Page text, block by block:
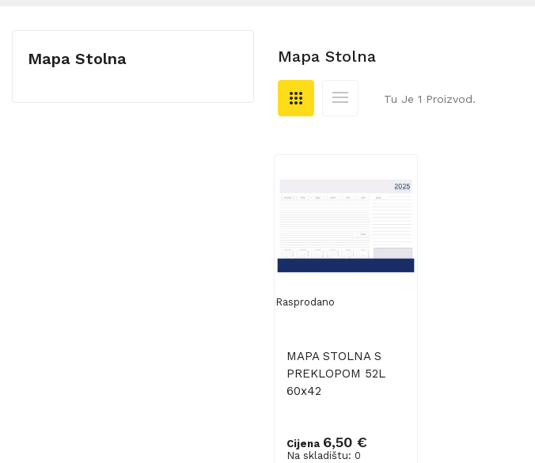
Mapa Stolna Mapa Stolna
Tu Je 1 Proizvod.
Rasprodano
MAPA STOLNA S
PREKLOPOM 52L
60x42
Cijena 6,50 €
Na skladištu: 0